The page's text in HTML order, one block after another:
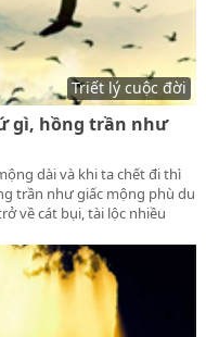
Triết lý cuộc đời
gì, hồng trần như
dài và khi ta chết đi thì
trần như giấc mộng phù du
về cát bụi, tài lộc nhiều